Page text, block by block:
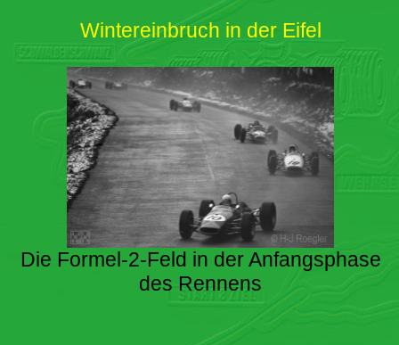
Wintereinbruch in der Eifel
Die Formel-2-Feld in der Anfangsphase
des Rennens